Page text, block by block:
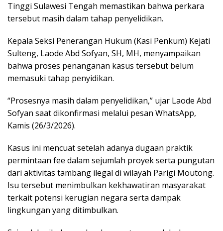
Tinggi Sulawesi Tengah memastikan bahwa perkara
tersebut masih dalam tahap penyelidikan.
Kepala Seksi Penerangan Hukum (Kasi Penkum) Kejati
Sulteng, Laode Abd Sofyan, SH, MH, menyampaikan
bahwa proses penanganan kasus tersebut belum
memasuki tahap penyidikan.
“Prosesnya masih dalam penyelidikan,” ujar Laode Abd
Sofyan saat dikonfirmasi melalui pesan WhatsApp,
Kamis (26/3/2026).
Kasus ini mencuat setelah adanya dugaan praktik
permintaan fee dalam sejumlah proyek serta pungutan
dari aktivitas tambang ilegal di wilayah Parigi Moutong.
Isu tersebut menimbulkan kekhawatiran masyarakat
terkait potensi kerugian negara serta dampak
lingkungan yang ditimbulkan.